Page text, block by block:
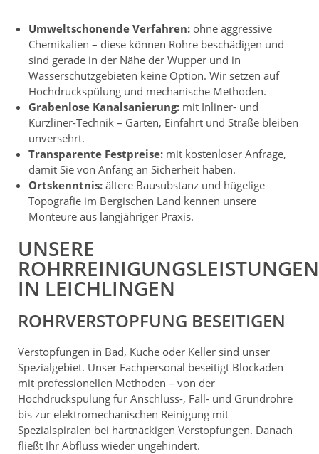
Umweltschonende Verfahren: ohne aggressive
Chemikalien – diese können Rohre beschädigen und
sind gerade in der Nähe der Wupper und in
Wasserschutzgebieten keine Option. Wir setzen auf
Hochdruckspülung und mechanische Methoden.
Grabenlose Kanalsanierung: mit Inliner- und
Kurzliner-Technik – Garten, Einfahrt und Straße bleiben
unversehrt.
Transparente Festpreise: mit kostenloser Anfrage,
damit Sie von Anfang an Sicherheit haben.
Ortskenntnis: ältere Bausubstanz und hügelige
Topografie im Bergischen Land kennen unsere
Monteure aus langjähriger Praxis.
UNSERE
ROHRREINIGUNGSLEISTUNGEN
IN LEICHLINGEN
ROHRVERSTOPFUNG BESEITIGEN
Verstopfungen in Bad, Küche oder Keller sind unser
Spezialgebiet. Unser Fachpersonal beseitigt Blockaden
mit professionellen Methoden – von der
Hochdruckspülung für Anschluss-, Fall- und Grundrohre
bis zur elektromechanischen Reinigung mit
Spezialspiralen bei hartnäckigen Verstopfungen. Danach
fließt Ihr Abfluss wieder ungehindert.